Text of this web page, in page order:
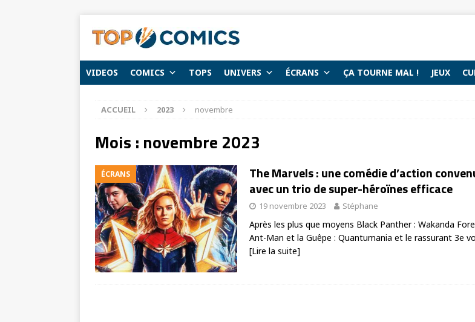
VIDEOS COMICS TOPS UNIVERS ÉCRANS ÇA TOURNE MAL ! JEUX
ACCUEIL 2023 novembre
Mois : novembre 2023
ÉCRANS
The Marvels : une comédie d’action
avec un trio de super-héroïnes efficace
19 novembre 2023 Stéphane
Après les plus que moyens Black Panther : Wakanda
Ant-Man et la Guêpe : Quantumania et le rassurant 3e
[Lire la suite]